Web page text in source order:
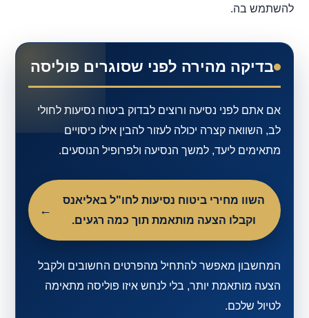
להשתמש בה.
בדיקה מהירה לפני שסוגרים פוליסה
אם אתם לפני נסיעה ורוצים לבדוק ביטוח נסיעות לחולי
לב, השוואה קצרה יכולה לעזור להבין אילו כיסויים
מתאימים ליעד, למשך הנסיעה ולפרופיל הנוסעים.
השוו מחירי ביטוח נסיעות לחו"ל באליאנס
וקבלו הצעה מותאמת תוך כמה רגעים.
המחשבון מאפשר להתחיל מהפרטים החשובים ולקבל
הצעה מותאמת יותר, בלי לנחש איזו פוליסה מתאימה
לטיול שלכם.